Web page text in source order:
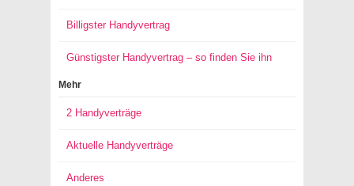
Billigster Handyvertrag
Günstigster Handyvertrag – so finden Sie ihn
Mehr
2 Handyverträge
Aktuelle Handyverträge
Anderes